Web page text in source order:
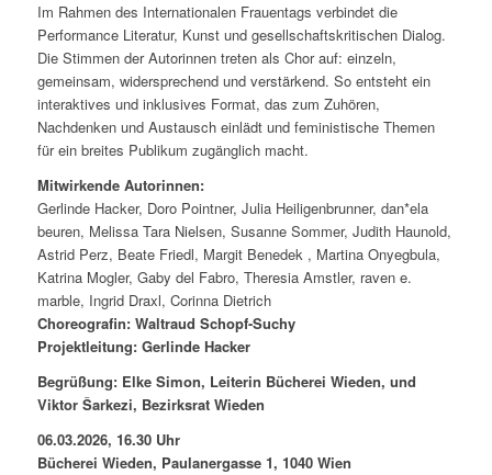
Im Rahmen des Internationalen Frauentags verbindet die
Performance Literatur, Kunst und gesellschaftskritischen Dialog.
Die Stimmen der Autorinnen treten als Chor auf: einzeln,
gemeinsam, widersprechend und verstärkend. So entsteht ein
interaktives und inklusives Format, das zum Zuhören,
Nachdenken und Austausch einlädt und feministische Themen
für ein breites Publikum zugänglich macht.
Mitwirkende Autorinnen:
Gerlinde Hacker, Doro Pointner, Julia Heiligenbrunner, dan*ela
beuren, Melissa Tara Nielsen, Susanne Sommer, Judith Haunold,
Astrid Perz, Beate Friedl, Margit Benedek , Martina Onyegbula,
Katrina Mogler, Gaby del Fabro, Theresia Amstler, raven e.
marble, Ingrid Draxl, Corinna Dietrich
Choreografin: Waltraud Schopf-Suchy
Projektleitung: Gerlinde Hacker
Begrüßung: Elke Simon, Leiterin Bücherei Wieden, und
Viktor Šarkezi, Bezirksrat Wieden
06.03.2026, 16.30 Uhr
Bücherei Wieden, Paulanergasse 1, 1040 Wien